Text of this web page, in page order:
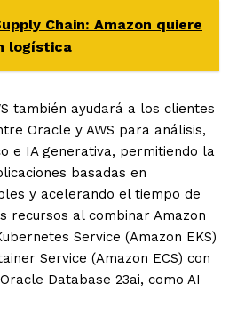
Chain: Amazon quiere
logística
también ayudará a los clientes
Oracle y AWS para análisis,
e IA generativa, permitiendo la
basadas en
y acelerando el tiempo de
recursos al combinar Amazon
Service (Amazon EKS)
Service (Amazon ECS) con
Oracle Database 23ai, como AI